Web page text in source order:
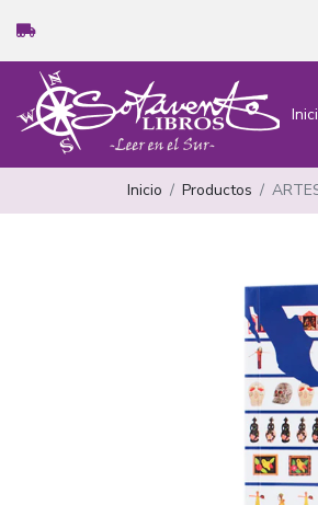
Inicio Productos